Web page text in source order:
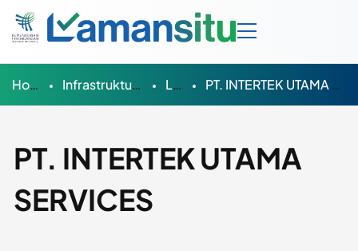
Home Infrastruktur Mutu LPK PT. INTERTEK UTAMA SERVICES
PT. INTERTEK UTAMA
SERVICES